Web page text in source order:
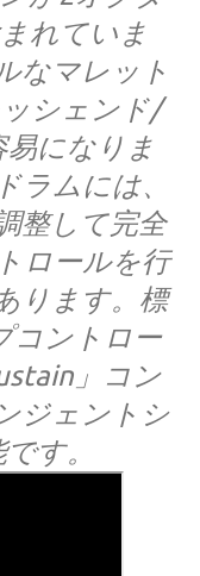
れていま
なマレット
シェンド/
になりま
ラムには、
整して完全
ロールを行
ります。標
コントロー
」コン
ジェントシ
す。